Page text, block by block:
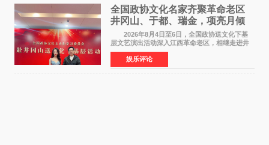
全国政协文化名家齐聚革命老区
井冈山、于都、瑞金，项亮月倾
情献唱《桃花谣》致敬红色沃土
2026年8月4日至6日，全国政协送文化下基
层文艺演出活动深入江西革命老区，相继走进井
冈山、于都长征出发地、瑞金三地。由全国政协
文化文史和学习委员会副主任、甘肃省政协原主
席欧阳坚率团，一
娱乐评论